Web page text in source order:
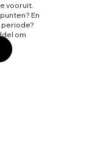
vooruit.
En
periode?
om